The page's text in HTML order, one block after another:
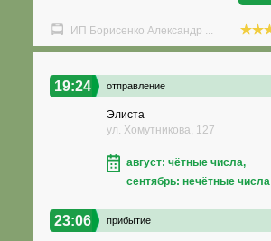
ИП Борисенко Александр ...
19:24 отправление
Элиста
ул. Хомутникова, 127
август: чётные числа,
сентябрь: нечётные числа
23:06 прибытие